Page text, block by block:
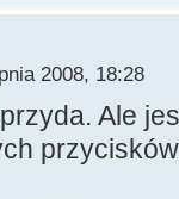
2008, 18:28
Ale